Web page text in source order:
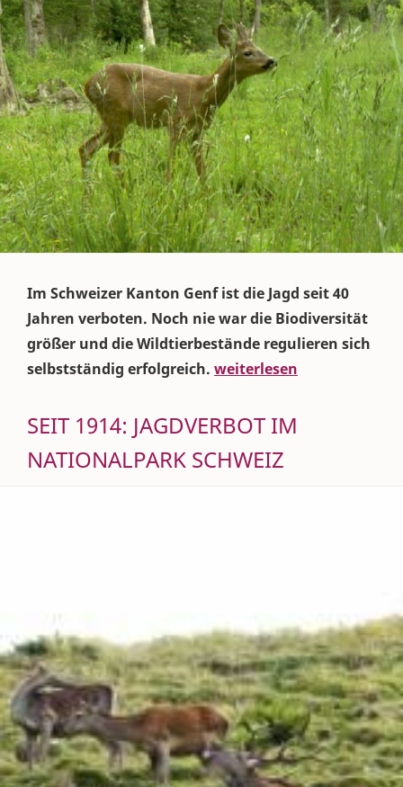
Im Schweizer Kanton Genf ist die Jagd seit 40
Jahren verboten. Noch nie war die Biodiversität
größer und die Wildtierbestände regulieren sich
selbstständig erfolgreich. weiterlesen
SEIT 1914: JAGDVERBOT IM
NATIONALPARK SCHWEIZ